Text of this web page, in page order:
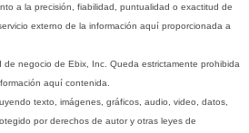
a la precisión, fiabilidad, puntualidad o exactitud de
externo de la información aquí proporcionada a
negocio de Ebix, Inc. Queda estrictamente prohibida
aquí contenida.
texto, imágenes, gráficos, audio, video, datos,
por derechos de autor y otras leyes de